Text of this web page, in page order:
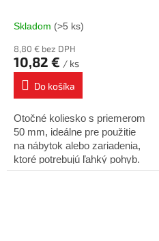
Skladom (>5 ks)
8,80 € bez DPH
10,82 € / ks
Do košíka
Otočné koliesko s priemerom
50 mm, ideálne pre použitie
na nábytok alebo zariadenia,
ktoré potrebujú ľahký pohyb.
Vhodné pre rôzne typy